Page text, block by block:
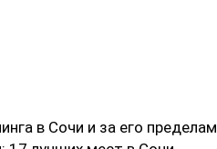
в Сочи и за его